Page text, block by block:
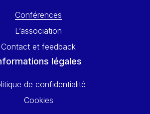
Conférences
L’association
Contact et feedback
légales
de confidentialité
Cookies